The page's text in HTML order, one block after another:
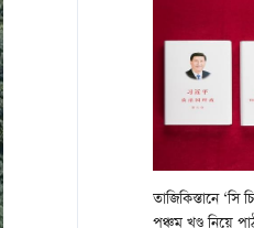
তাজিকিস্তানে ‘সি